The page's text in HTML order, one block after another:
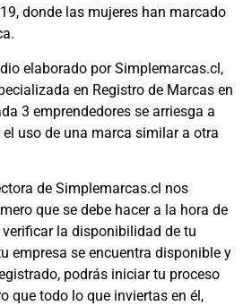
donde las mujeres han marcado
elaborado por Simplemarcas.cl,
en Registro de Marcas en
3 emprendedores se arriesga a
uso de una marca similar a otra
de Simplemarcas.cl nos
que se debe hacer a la hora de
la disponibilidad de tu
empresa se encuentra disponible y
podrás iniciar tu proceso
que todo lo que inviertas en él,